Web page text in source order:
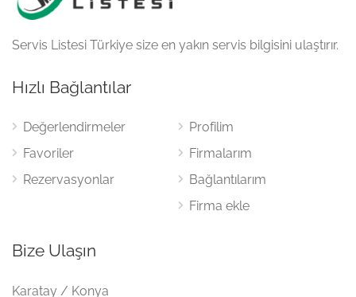
Servis Listesi Türkiye size en yakın servis bilgisini ulaştırır.
Hızlı Bağlantılar
Değerlendirmeler
Favoriler
Rezervasyonlar
Profilim
Firmalarım
Bağlantılarım
Firma ekle
Bize Ulaşın
Karatay / Konya